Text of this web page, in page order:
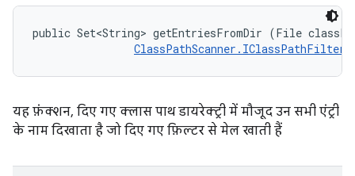
public Set<String> getEntriesFromDir (File
ClassPathScanner.IClassPathFilter
यह फ़ंक्शन, दिए गए क्लास पाथ डायरेक्ट्री में मौजूद उन सभी एंट्री
के नाम दिखाता है जो दिए गए फ़िल्टर से मेल खाती हैं